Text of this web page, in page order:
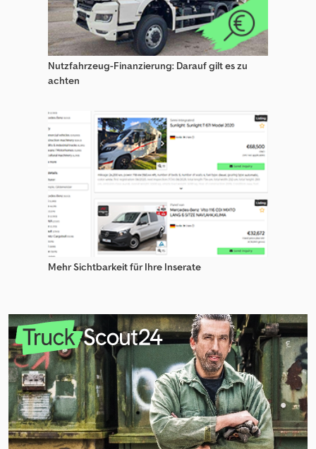
Nutzfahrzeug-Finanzierung: Darauf gilt es zu
achten
Mehr Sichtbarkeit für Ihre Inserate